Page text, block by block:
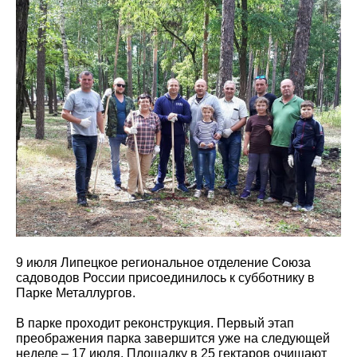
9 июля Липецкое региональное отделение Союза
садоводов России присоединилось к субботнику в
Парке Металлургов.
В парке проходит реконструкция. Первый этап
преображения парка завершится уже на следующей
неделе – 17 июля. Площадку в 25 гектаров очищают